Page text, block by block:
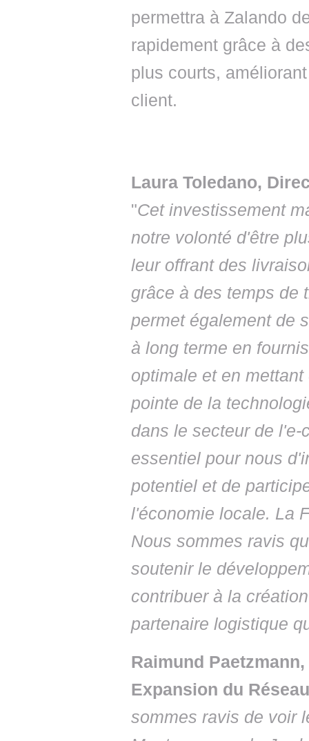
permettra à Zalando
rapidement grâce à
plus courts,
client.
Laura Toledano,
"Cet investissement
notre volonté d'être
leur offrant des
grâce à des temps de
permet également de
à long terme en
optimale et en
pointe de la
dans le secteur de
essentiel pour nous
potentiel et de
l'économie locale. La
Nous sommes ravis
soutenir le
contribuer à la
partenaire logistique
Raimund
Expansion du
sommes ravis de voir